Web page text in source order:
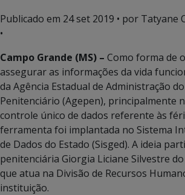
Publicado em 24 set 2019 • por Tatyane
•
Campo Grande (MS) – Como forma de
assegurar as informações da vida
da Agência Estadual de Administração
Penitenciário (Agepen), principalmente
controle único de dados referente às
ferramenta foi implantada no Sistema
de Dados do Estado (Sisged). A ideia
penitenciária Giorgia Liciane Silvestre
que atua na Divisão de Recursos
instituição.